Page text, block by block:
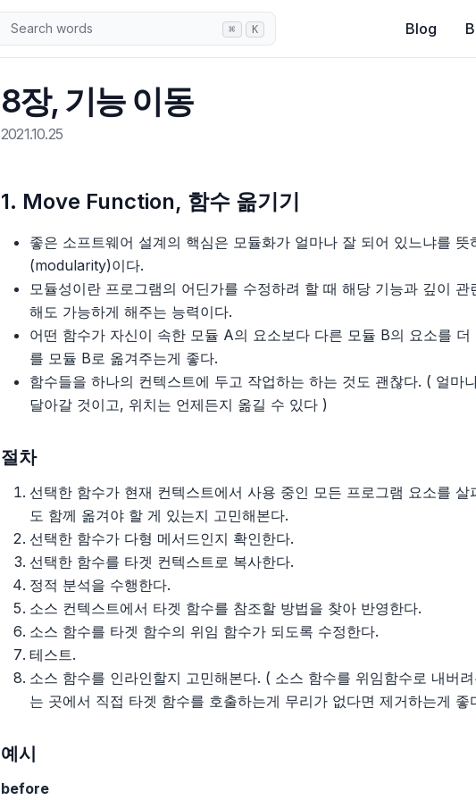
Search words ⌘ K Blog
8장, 기능 이동
2021.10.25
1. Move Function, 함수 옮기기
좋은 소프트웨어 설계의 핵심은 모듈화가 얼마나 잘 되어 있느냐를 뜻
(modularity)이다.
모듈성이란 프로그램의 어딘가를 수정하려 할 때 해당 기능과 깊이 관
해도 가능하게 해주는 능력이다.
어떤 함수가 자신이 속한 모듈 A의 요소보다 다른 모듈 B의 요소를 더
를 모듈 B로 옮겨주는게 좋다.
함수들을 하나의 컨텍스트에 두고 작업하는 하는 것도 괜찮다. ( 얼마
달아갈 것이고, 위치는 언제든지 옮길 수 있다 )
절차
선택한 함수가 현재 컨텍스트에서 사용 중인 모든 프로그램 요소를 살
도 함께 옮겨야 할 게 있는지 고민해본다.
선택한 함수가 다형 메서드인지 확인한다.
선택한 함수를 타겟 컨텍스트로 복사한다.
정적 분석을 수행한다.
소스 컨텍스트에서 타겟 함수를 참조할 방법을 찾아 반영한다.
소스 함수를 타겟 함수의 위임 함수가 되도록 수정한다.
테스트.
소스 함수를 인라인할지 고민해본다. ( 소스 함수를 위임함수로 내버
는 곳에서 직접 타겟 함수를 호출하는게 무리가 없다면 제거하는게 좋
예시
before